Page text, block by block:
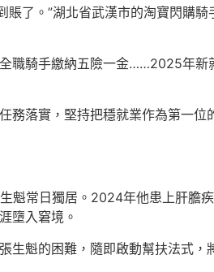
賬了。”湖北省武漢市的淘寶閃購
職騎手繳納五險一金……2025年
務落實，堅持把穩就業作為第一
魁常日獨居。2024年他患上肝膽
墮入窘境。
生魁的困難，隨即啟動幫扶法式